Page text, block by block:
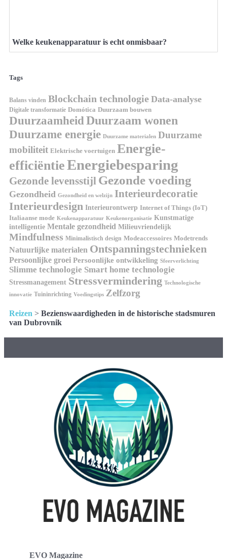
Welke keukenapparatuur is echt onmisbaar?
Tags
Balans vinden Blockchain technologie Data-analyse
Digitale transformatie Domótica Duurzaam bouwen
Duurzaamheid Duurzaam wonen
Duurzame energie Duurzame materialen Duurzame
mobiliteit Elektrische voertuigen Energie-
efficiëntieEnergiebesparing
Gezonde levensstijl Gezonde voeding
Gezondheid Gezondheid en welzijn Interieurdecoratie
Interieurdesign Interieurontwerp Internet of Things (IoT)
Italiaanse mode Keukenapparatuur Keukenorganisatie Kunstmatige
intelligentie Mentale gezondheid Milieuvriendelijk
Mindfulness Minimalistisch design Modeaccessoires Modetrends
Natuurlijke materialen Ontspanningstechnieken
Persoonlijke groei Persoonlijke ontwikkeling Sfeerverlichting
Slimme technologie Smart home technologie
Stressmanagement Stressvermindering Technologische
innovatie Tuininrichting Voedingstips Zelfzorg
Reizen > Bezienswaardigheden in de historische stadsmuren
van Dubrovnik
EVO Magazine